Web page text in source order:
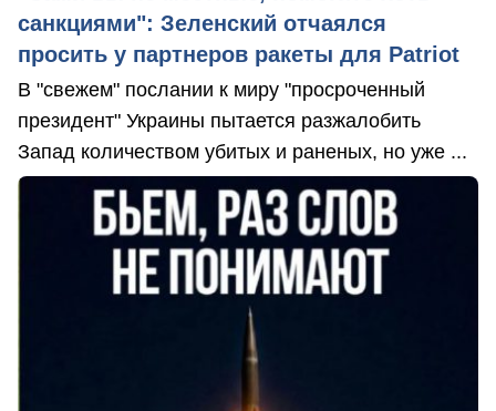
санкциями": Зеленский отчаялся
просить у партнеров ракеты для Patriot
В "свежем" послании к миру "просроченный
президент" Украины пытается разжалобить
Запад количеством убитых и раненых, но уже ...